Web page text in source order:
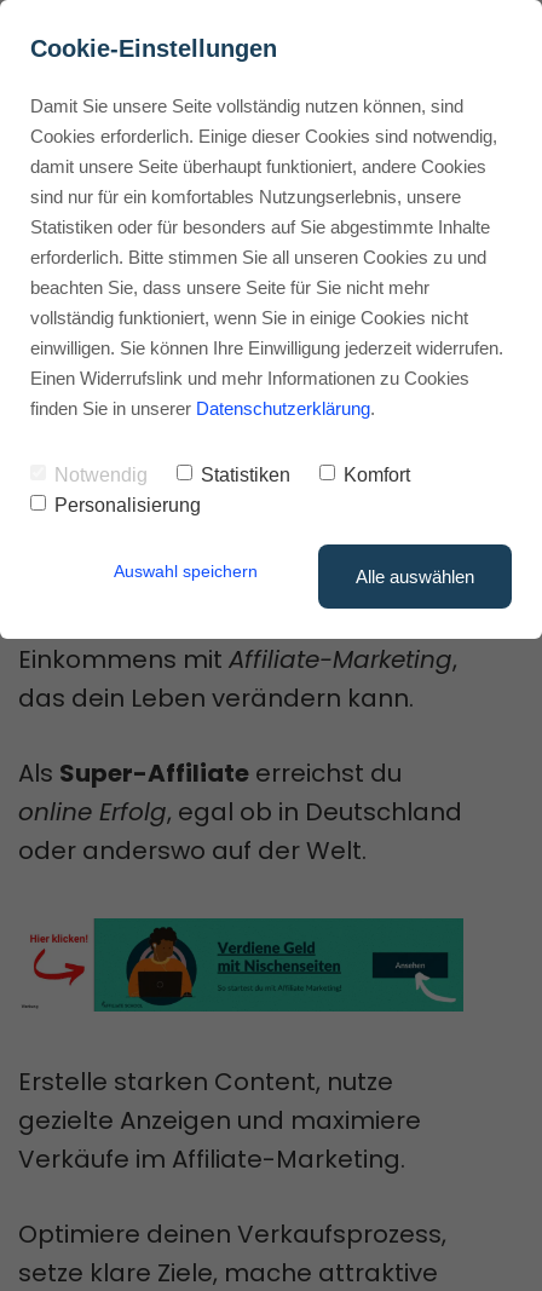
Buyer Personas erstellen
Landingpage optimieren
Internal Linking Tool
Affiliate Marketing lernen:
So erreichst du den Super-
Affiliate-Status
Werbehinweis: Links mit Sternchen (*) sind Affiliate-Links. Kaufst
du darüber ein, erhalte ich eine Provision – ohne Mehrkosten für
dich.
Stephan Ochmann
Möchtest du mehr über
Affiliate
Marketing lernen
Einkommens mit Affiliate-Marketing,
das dein Leben verändern kann.
Als Super-Affiliate erreichst du
online Erfolg, egal ob in Deutschland
oder anderswo auf der Welt.
Erstelle starken Content, nutze
gezielte Anzeigen und maximiere
Verkäufe im Affiliate-Marketing.
Optimiere deinen Verkaufsprozess,
setze klare Ziele, mache attraktive
Cookie-Einstellungen
Damit Sie unsere Seite vollständig nutzen können, sind
Cookies erforderlich. Einige dieser Cookies sind notwendig,
damit unsere Seite überhaupt funktioniert, andere Cookies
sind nur für ein komfortables Nutzungserlebnis, unsere
Statistiken oder für besonders auf Sie abgestimmte Inhalte
erforderlich. Bitte stimmen Sie all unseren Cookies zu und
beachten Sie, dass unsere Seite für Sie nicht mehr
vollständig funktioniert, wenn Sie in einige Cookies nicht
einwilligen. Sie können Ihre Einwilligung jederzeit widerrufen.
Einen Widerrufslink und mehr Informationen zu Cookies
finden Sie in unserer Datenschutzerklärung.
Notwendig Statistiken
Komfort
Personalisierung
Auswahl speichern Alle auswählen